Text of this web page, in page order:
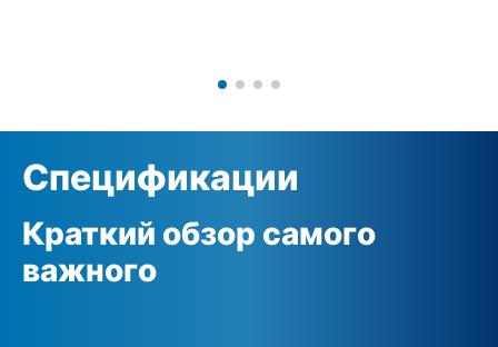
Спецификации
Краткий обзор самого
важного